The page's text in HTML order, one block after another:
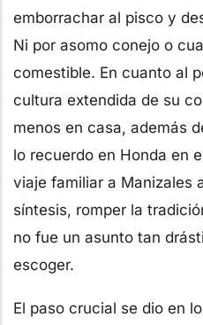
emborrachar al pisco y
Ni por asomo conejo o
comestible. En cuanto al
cultura extendida de su
menos en casa, además
lo recuerdo en Honda en
viaje familiar a Manizales
síntesis, romper la
no fue un asunto tan
escoger.
El paso crucial se dio en